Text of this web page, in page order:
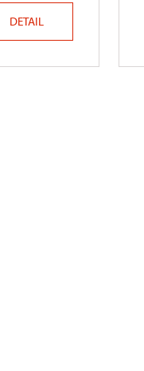
DETAIL